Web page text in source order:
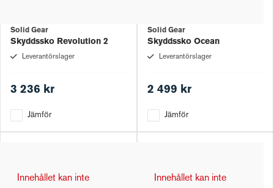
Solid Gear
Skyddssko Revolution 2
Leverantörslager
3 236 kr
Jämför
Solid Gear
Skyddssko Ocean
Leverantörslager
2 499 kr
Jämför
Innehållet kan inte
Innehållet kan inte